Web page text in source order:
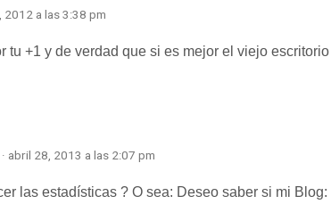
2012 a las 3:38 pm
tu +1 y de verdad que si es mejor el viejo
· abril 28, 2013 a las 2:07 pm
las estadísticas ? O sea: Deseo saber si mi Blog: